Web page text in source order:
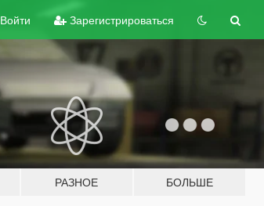
Войти Зарегистрироваться
РАЗНОЕ БОЛЬШЕ